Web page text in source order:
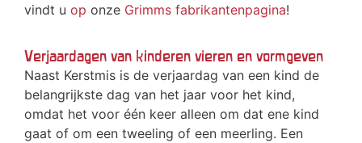
vindt u op onze Grimms fabrikantenpagina!
Verjaardagen van kinderen vieren en vormgeven
Naast Kerstmis is de verjaardag van een kind de
belangrijkste dag van het jaar voor het kind,
omdat het voor één keer alleen om dat ene kind
gaat of om een tweeling of een meerling. Een